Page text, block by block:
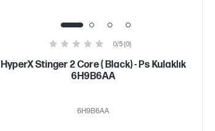
0/5 (0)
HyperX Stinger 2 Core ( Black) - Ps Kulaklık
6H9B6AA
6H9B6AA